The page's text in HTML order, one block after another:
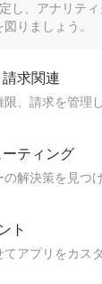
し、アナリテ
りましょう。
求関連
、請求を管理し
ーティング
解決策を見つ
ト
てアプリをカス